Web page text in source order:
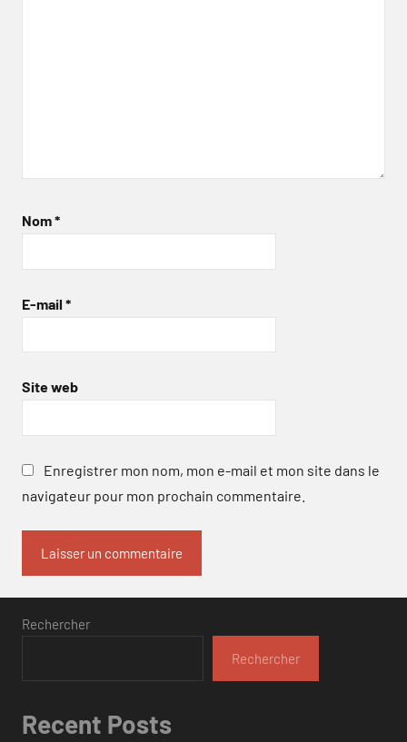
Nom*
E-mail *
Site web
Enregistrer mon nom, mon e-mail et mon site dans le
navigateur pour mon prochain commentaire.
Rechercher
Rechercher
Recent Posts